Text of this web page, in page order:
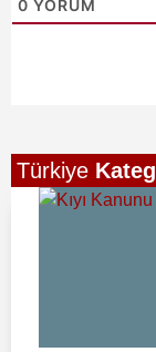
0 YORUM
Türkiye